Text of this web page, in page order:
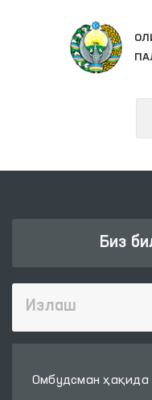
Биз
Омбудсман ҳақида